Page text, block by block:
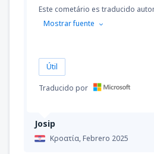
Campo (PUQ)
DESDE 91869
Josip
Κροατία,Febrero 2025
Este cometário es traducido
Mostrar fuente
Útil
Traducido por